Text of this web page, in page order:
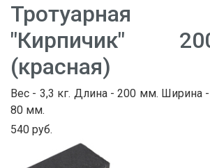
Тротуарная
"Кирпичик"
(красная)
Вес - 3,3 кг. Длина - 200 мм. Ширина
80 мм.
540 руб.